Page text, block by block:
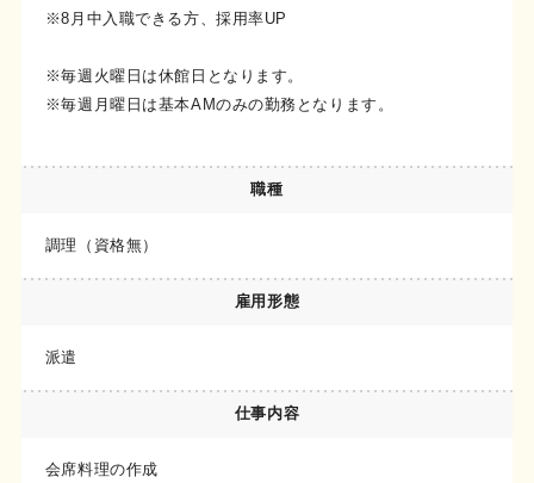
※8月中入職できる方、採用率UP
※毎週火曜日は休館日となります。
※毎週月曜日は基本AMのみの勤務となります。
職種
調理（資格無）
雇用形態
派遣
仕事内容
会席料理の作成